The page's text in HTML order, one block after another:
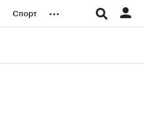
Спорт ...